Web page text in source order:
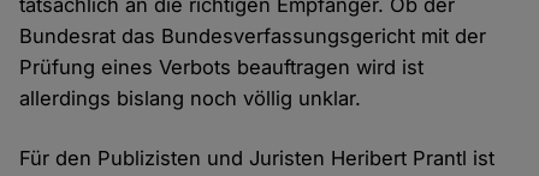
tatsächlich an die richtigen Empfänger. Ob der
Bundesrat das Bundesverfassungsgericht mit der
Prüfung eines Verbots beauftragen wird ist
allerdings bislang noch völlig unklar.
Für den Publizisten und Juristen Heribert Prantl ist